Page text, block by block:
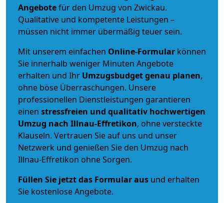
Angebotefür den Umzug von Zwickau.
Qualitative und kompetente Leistungen –
müssen nicht immer übermäßig teuer sein.
Mit unserem einfachen Online-Formular können
Sie innerhalb weniger Minuten Angebote
erhalten und Ihr Umzugsbudgetgenau planen,
ohne böse Überraschungen. Unsere
professionellen Dienstleistungen garantieren
einen stressfreien und qualitativ hochwertigen
Umzug nach Illnau-Effretikon, ohne versteckte
Klauseln. Vertrauen Sie auf uns und unser
Netzwerk und genießen Sie den Umzug nach
Illnau-Effretikon ohne Sorgen.
Füllen Sie jetzt das Formular aus und erhalten
Sie kostenlose Angebote.